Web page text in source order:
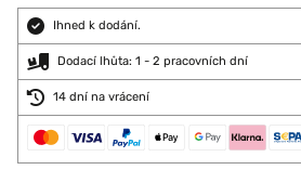
Ihned k dodání.
Dodací lhůta: 1 - 2 pracovních dní
14 dní na vrácení